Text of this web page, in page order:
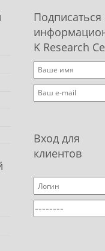
Подписаться
K Research
Вход для
клиентов